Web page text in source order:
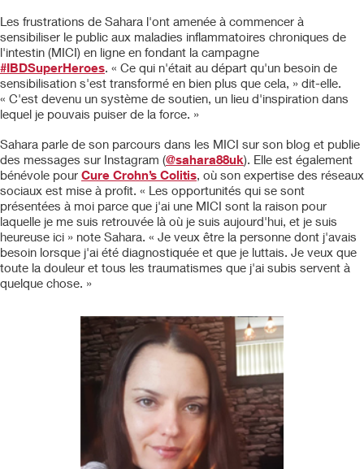
Les frustrations de Sahara l'ont amenée à commencer à
sensibiliser le public aux maladies inflammatoires chroniques de
l'intestin (MICI) en ligne en fondant la campagne
#IBDSuperHeroes. « Ce qui n'était au départ qu'un besoin de
sensibilisation s'est transformé en bien plus que cela, » dit-elle.
« C'est devenu un système de soutien, un lieu d'inspiration dans
lequel je pouvais puiser de la force. »
Sahara parle de son parcours dans les MICI sur son blog et publie
des messages sur Instagram (@sahara88uk). Elle est également
bénévole pour Cure Crohn’s Colitis, où son expertise des réseaux
sociaux est mise à profit. « Les opportunités qui se sont
présentées à moi parce que j'ai une MICI sont la raison pour
laquelle je me suis retrouvée là où je suis aujourd'hui, et je suis
heureuse ici » note Sahara. « Je veux être la personne dont j'avais
besoin lorsque j'ai été diagnostiquée et que je luttais. Je veux que
toute la douleur et tous les traumatismes que j'ai subis servent à
quelque chose. »